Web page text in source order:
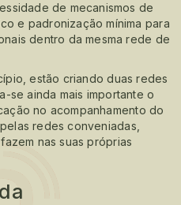
de mecanismos de
e padronização mínima para
dentro da mesma rede de
estão criando duas redes
se ainda mais importante o
no acompanhamento do
redes conveniadas,
nas suas próprias